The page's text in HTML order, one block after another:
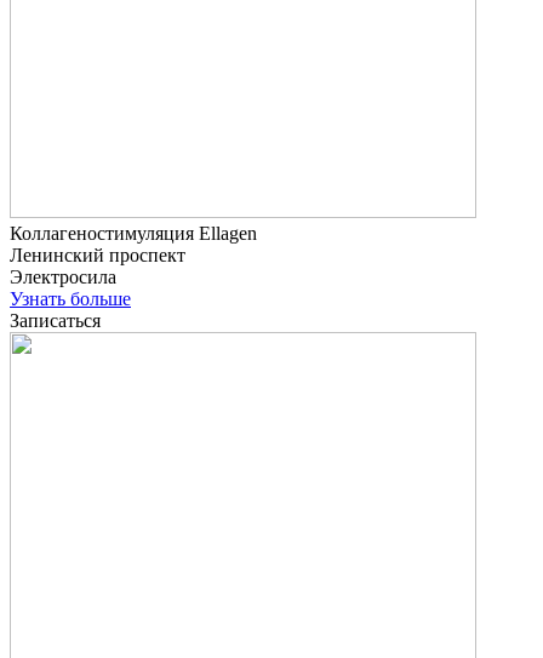
Коллагеностимуляция Ellagen
Ленинский проспект
Электросила
Узнать больше
Записаться